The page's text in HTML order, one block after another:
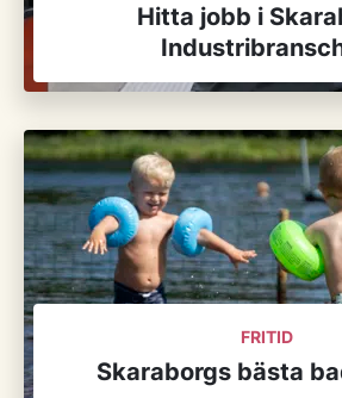
Hitta jobb i
FRITID
Skaraborgs bästa